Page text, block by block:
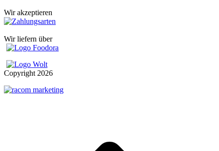
Wir akzeptieren
Wir liefern über
Copyright 2026